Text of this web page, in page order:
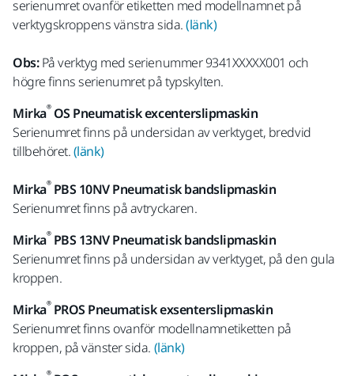
serienumret ovanför etiketten med modellnamnet på
verktygskroppens vänstra sida.(länk)
Obs:På verktyg med serienummer 9341XXXXX001 och
högre finns serienumret på typskylten.
Mirka®OS Pneumatisk excenterslipmaskin
Serienumret finns på undersidan av verktyget, bredvid
tillbehöret.(länk)
Mirka®PBS 10NV Pneumatisk bandslipmaskin
Serienumret finns på avtryckaren.
Mirka®PBS 13NV Pneumatisk bandslipmaskin
Serienumret finns på undersidan av verktyget, på den gula
kroppen.
Mirka®PROS Pneumatisk exsenterslipmaskin
Serienumret finns ovanför modellnamnetiketten på
kroppen, på vänster sida. (länk)